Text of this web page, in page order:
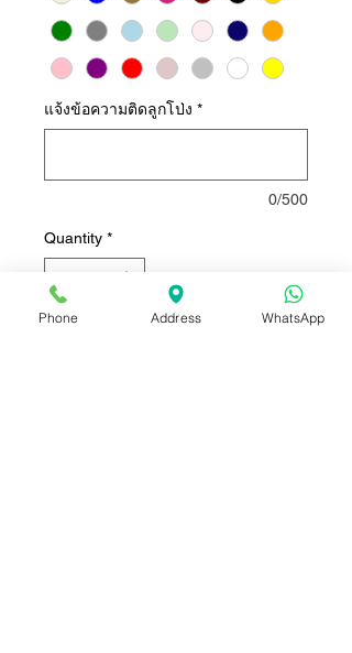
แจ้งข้อความติดลูกโป่ง *
0/500
Quantity *
Phone Address WhatsApp